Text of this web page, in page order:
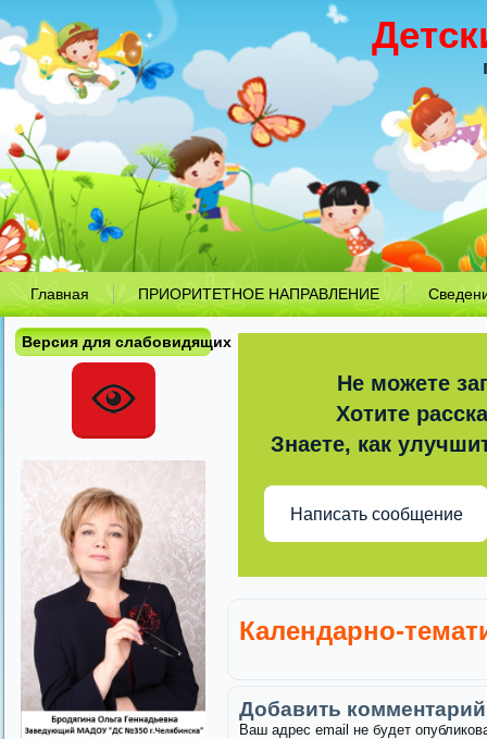
Главная ПРИОРИТЕТНОЕ НАПРАВЛЕНИЕ
Версия для слабовидящих
Не можете
Хотите
Знаете, как
Написать сообщение
Календарно-
Добавить комментарий
Ваш адрес email не будет